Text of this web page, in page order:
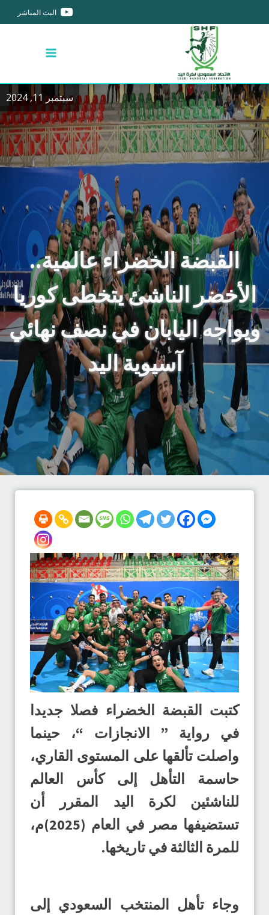
البث المباشر
سبتمبر 11, 2024
القبضة الخضراء عالمية..
الأخضر الناشئ يتخطى كوريا
ويواجه اليابان في نصف نهائي
آسيوية اليد
كتبت القبضة الخضراء فصلا جديدا
في رواية ” الانجازات “، حينما
واصلت تألقها على المستوى القاري،
حاسمة التأهل إلى كأس العالم
للناشئين لكرة اليد المقرر أن
تستضيفها مصر في العام (2025)م،
للمرة الثالثة في تاريخها.
وجاء تأهل المنتخب السعودي إلى